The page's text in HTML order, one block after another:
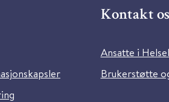
Kontakt
Ansatte i
Brukerstøtte